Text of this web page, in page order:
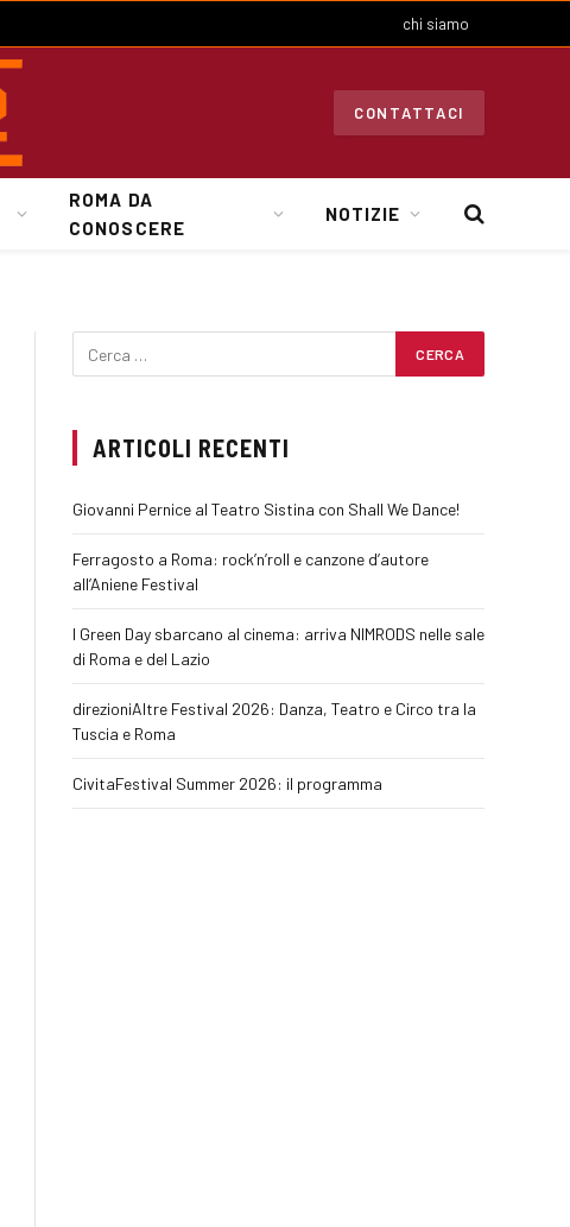
chi siamo
CONTATTACI
ROMA DA
CONOSCERE
NOTIZIE
ARTICOLI RECENTI
Giovanni Pernice al Teatro Sistina con Shall We Dance!
Ferragosto a Roma: rock’n’roll e canzone d’autore
all’Aniene Festival
I Green Day sbarcano al cinema: arriva NIMRODS nelle sale
di Roma e del Lazio
direzioniAltre Festival 2026: Danza, Teatro e Circo tra la
Tuscia e Roma
CivitaFestival Summer 2026: il programma